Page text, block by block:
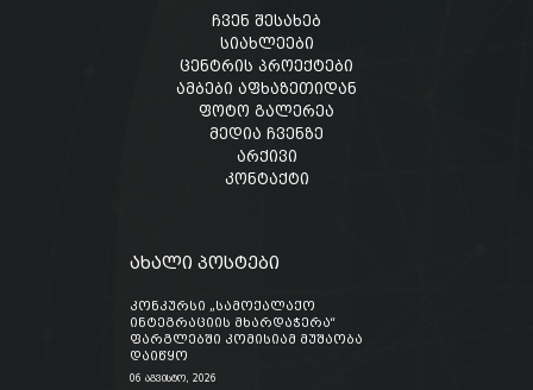
ჩვენ შესახებ
სიახლეები
ცენტრის პროექტები
ამბები აფხაზეთიდან
ფოტო გალერეა
მედია ჩვენზე
არქივი
კონტაქტი
ახალი პოსტები
კონკურსი „სამოქალაქო
ინტეგრაციის მხარდაჭერა“
ფარგლებში კომისიამ მუშაობა
დაიწყო
06 აგვისტო, 2026